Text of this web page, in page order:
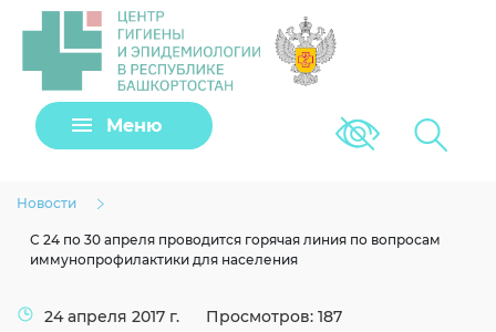
Меню Версия для
Новости
С 24 по 30 апреля проводится горячая линия по вопросам
иммунопрофилактики для населения
24 апреля 2017 г. Просмотров: 187
Задать вопрос
Клещи